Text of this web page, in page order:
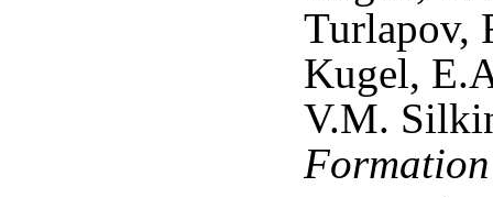
Turlapov,
Kugel,
V.M.